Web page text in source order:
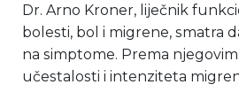
Dr. Arno Kroner, liječnik
bolesti, bol i migrene, smatra
na simptome. Prema
učestalosti i intenziteta